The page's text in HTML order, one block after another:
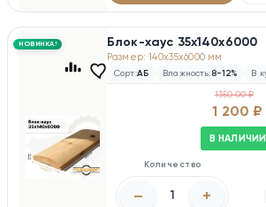
НОВИНКА! Блок-хаус 35х140х6000
Размер: 140x35x6000 мм
Сорт:АБ Влажность: 8-12% В
1350.00 ₽
1 200 ₽
В НАЛИЧИИ
Количество
– +